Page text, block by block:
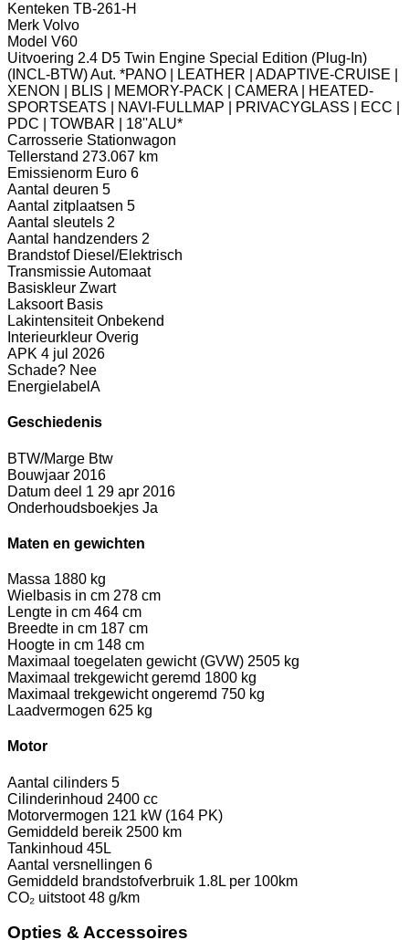
Kenteken TB-261-H
Merk Volvo
Model V60
Uitvoering 2.4 D5 Twin Engine Special Edition (Plug-In)
(INCL-BTW) Aut. *PANO | LEATHER | ADAPTIVE-CRUISE |
XENON | BLIS | MEMORY-PACK | CAMERA | HEATED-
SPORTSEATS | NAVI-FULLMAP | PRIVACYGLASS | ECC |
PDC | TOWBAR | 18''ALU*
Carrosserie Stationwagon
Tellerstand 273.067 km
Emissienorm Euro 6
Aantal deuren 5
Aantal zitplaatsen 5
Aantal sleutels 2
Aantal handzenders 2
Brandstof Diesel/Elektrisch
TransmissieAutomaat
Basiskleur Zwart
Laksoort Basis
Lakintensiteit Onbekend
Interieurkleur Overig
APK 4 jul 2026
Schade? Nee
Energielabel A
Geschiedenis
BTW/Marge Btw
Bouwjaar 2016
Datum deel 1 29 apr 2016
Onderhoudsboekjes Ja
Maten en gewichten
Massa 1880 kg
Wielbasis in cm 278 cm
Lengte in cm 464 cm
Breedte in cm 187 cm
Hoogte in cm 148 cm
Maximaal toegelaten gewicht (GVW) 2505 kg
Maximaal trekgewicht geremd 1800 kg
Maximaal trekgewicht ongeremd 750 kg
Laadvermogen 625 kg
Motor
Aantal cilinders 5
Cilinderinhoud 2400 cc
Motorvermogen 121 kW (164 PK)
Gemiddeld bereik 2500 km
Tankinhoud 45L
Aantal versnellingen 6
Gemiddeld brandstofverbruik 1.8L per 100km
CO₂ uitstoot 48 g/km
Opties & Accessoires